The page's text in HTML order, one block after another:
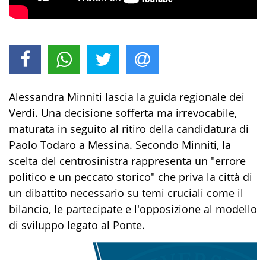
Alessandra Minniti lascia la guida regionale dei
Verdi. Una decisione sofferta ma irrevocabile,
maturata in seguito al ritiro della candidatura di
Paolo Todaro a Messina. Secondo Minniti, la
scelta del centrosinistra rappresenta un "errore
politico e un peccato storico" che priva la città di
un dibattito necessario su temi cruciali come il
bilancio, le partecipate e l'opposizione al modello
di sviluppo legato al Ponte.